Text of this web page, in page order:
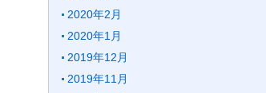
2020年2月
2020年1月
2019年12月
2019年11月